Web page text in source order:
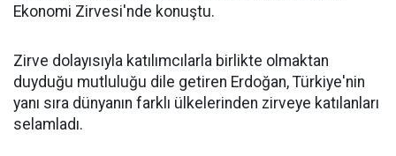
Ekonomi Zirvesi'nde konuştu.
Zirve dolayısıyla katılımcılarla birlikte olmaktan
duyduğu mutluluğu dile getiren Erdoğan, Türkiye'nin
yanı sıra dünyanın farklı ülkelerinden zirveye katılanları
selamladı.